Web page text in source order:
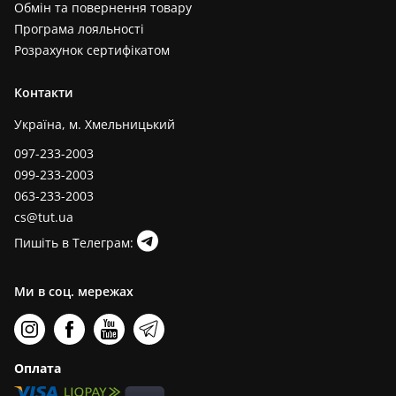
Обмін та повернення товару
Програма лояльності
Розрахунок сертифікатом
Контакти
Україна, м. Хмельницький
097-233-2003
099-233-2003
063-233-2003
cs@tut.ua
Пишіть в Телеграм:
Ми в соц. мережах
Оплата